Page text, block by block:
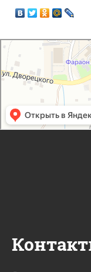
Дорогобужский дом
Дом культуры в
Дополнительное